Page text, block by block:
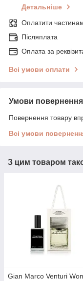
Детальніше
Оплатити
Післяплата
Оплата за
Всі умови оплати
Умови повернення
Повернення товару
Всі умови
З цим товаром
Gian Marco Venturi